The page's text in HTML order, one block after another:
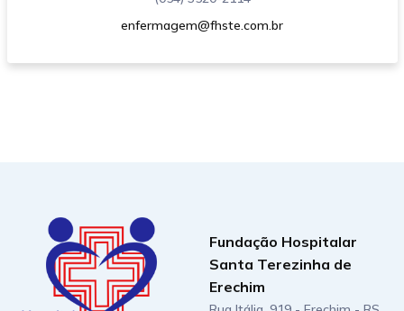
enfermagem@fhste.com.br
Fundação Hospitalar
Santa Terezinha de
Erechim